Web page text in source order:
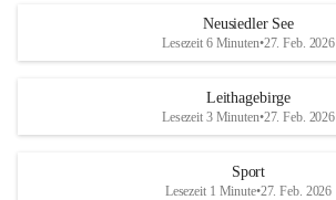
S
und den daraus folgenden wirtschaftlichen
Maßnahmen zur Bekämpfung
Rebe und der Amerikanischen
r
S
Neusiedler See
Lesezeit 6 Minuten•27. Feb. 2026
Leithagebirge
Lesezeit 3 Minuten•27. Feb. 2026
Sport
Lesezeit 1 Minute•27. Feb. 2026